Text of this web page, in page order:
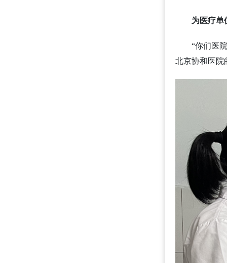
为医疗单
“你们医
北京协和医院